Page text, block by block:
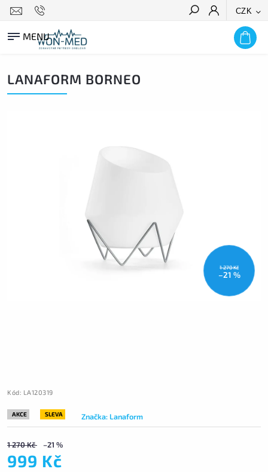
CZK
HLEDAT
LANAFORM BORNEO
1 270 Kč
–21 %
Kód: LA120319
AKCE SLEVA Značka: Lanaform
1 270 Kč –21 %
999 Kč